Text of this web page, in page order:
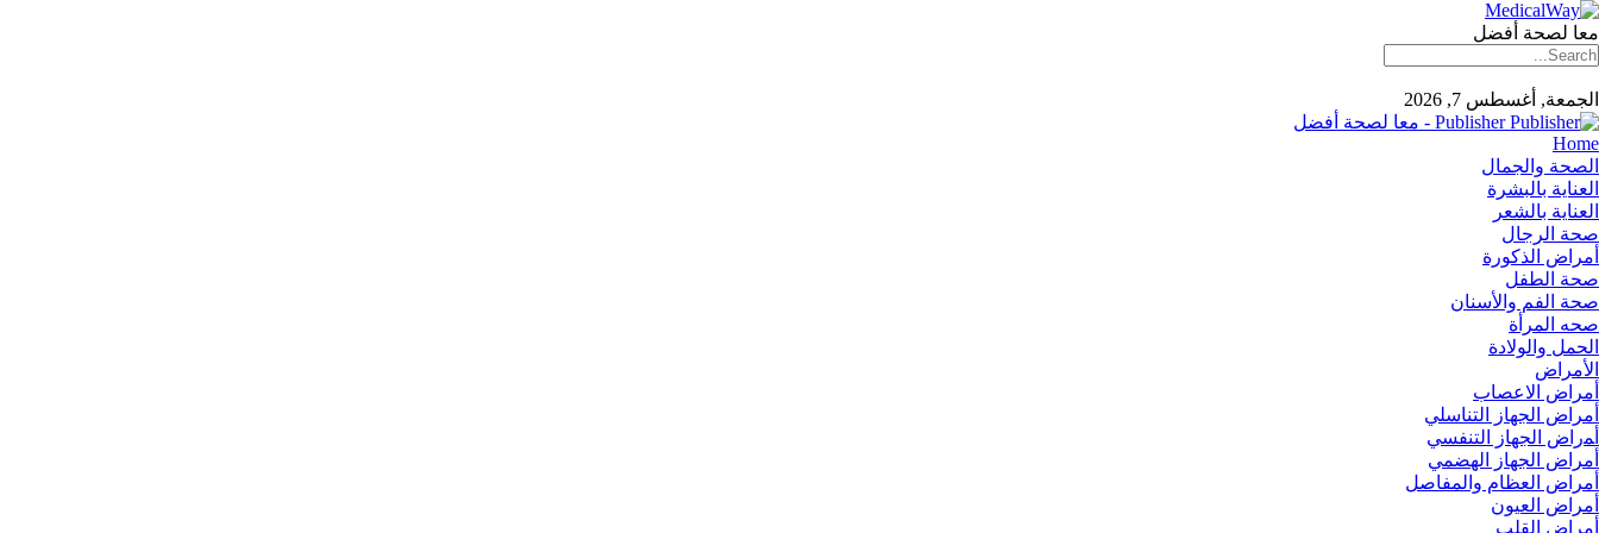
معا لصحة أفضل
الجمعة, أغسطس 7, 2026
Publisher - معا لصحة أفضل
Home
الصحة والجمال
العناية بالبشرة
العناية بالشعر
صحة الرجال
أمراض الذكورة
صحة الطفل
صحة الفم والأسنان
صحه المرأة
الحمل والولادة
الأمراض
أمراض الاعصاب
أمراض الجهاز التناسلي
أﻤراض اﻟﺠﻬﺎز اﻟﺘﻨﻔﺴﻲ
أمراض الجهاز الهضمي
أمراض العظام والمفاصل
أمراض العيون
أمراض القلب